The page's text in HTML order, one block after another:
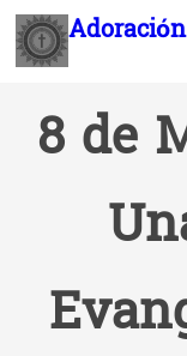
Saltar
8 de